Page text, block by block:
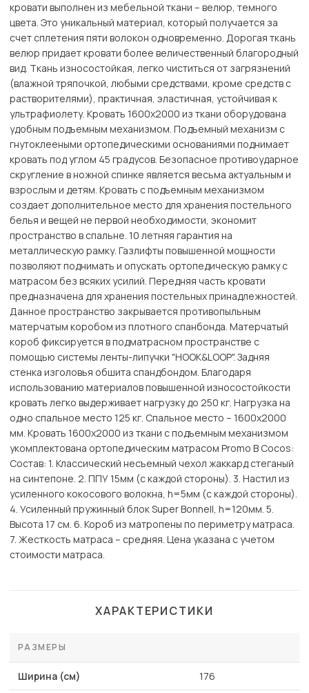
кровати выполнен из мебельной ткани – велюр, темного
цвета. Это уникальный материал, который получается за
счет сплетения пяти волокон одновременно. Дорогая ткань
велюр придает кровати более величественный благородный
вид. Ткань износостойкая, легко чиститься от загрязнений
(влажной тряпочкой, любыми средствами, кроме средств с
растворителями), практичная, эластичная, устойчивая к
ультрафиолету. Кровать 1600х2000 из ткани оборудована
удобным подъемным механизмом. Подъемный механизм с
гнутоклееными ортопедическими основаниями поднимает
кровать под углом 45 градусов. Безопасное противоударное
скругление в ножной спинке является весьма актуальным и
взрослым и детям. Кровать с подъемным механизмом
создает дополнительное место для хранения постельного
белья и вещей не первой необходимости, экономит
пространство в спальне. 10 летняя гарантия на
металлическую рамку. Газлифты повышенной мощности
позволяют поднимать и опускать ортопедическую рамку с
матрасом без всяких усилий. Передняя часть кровати
предназначена для хранения постельных принадлежностей.
Данное пространство закрывается противопыльным
матерчатым коробом из плотного спанбонда. Матерчатый
короб фиксируется в подматрасном пространстве с
помощью системы ленты-липучки "HOOK&LOОP". Задняя
стенка изголовья обшита спандбондом. Благодаря
использованию материалов повышенной износостойкости
кровать легко выдерживает нагрузку до 250 кг. Нагрузка на
одно спальное место 125 кг. Спальное место – 1600х2000
мм. Кровать 1600х2000 из ткани с подъемным механизмом
укомплектована ортопедическим матрасом Promo B Cocos:
Состав: 1. Классический несъемный чехол жаккард стеганый
на синтепоне. 2. ППУ 15мм (с каждой стороны). 3. Настил из
усиленного кокосового волокна, h=5мм (с каждой стороны).
4. Усиленный пружинный блок Super Bonnell, h=120мм. 5.
Высота 17 см. 6. Короб из матропены по периметру матраса.
7. Жесткость матраса – средняя. Цена указана с учетом
стоимости матраса.
ХАРАКТЕРИСТИКИ
РАЗМЕРЫ
Ширина (см) 176